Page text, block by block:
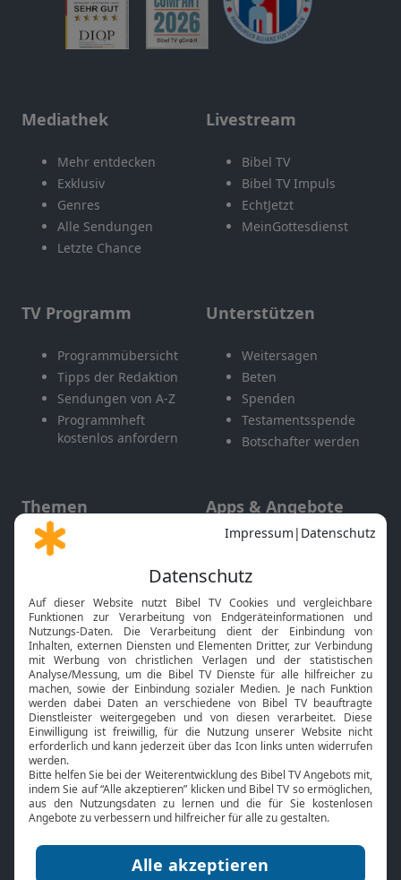
Mediathek
Mehr entdecken
Exklusiv
Genres
Alle Sendungen
Letzte Chance
Livestream
Bibel TV
Bibel TV Impuls
EchtJetzt
MeinGottesdienst
TV Programm
Programmübersicht
Tipps der Redaktion
Sendungen von A-Z
Programmheft
kostenlos anfordern
Unterstützen
Weitersagen
Beten
Spenden
Testamentsspende
Botschafter werden
Themen
Gott und Bibel erklärt
Neuigkeiten
Apps & Angebote
Mobile App
Smart TV
HbbTV
Bibelthek Online-Bibel
Nächster Gottesdienst
Bibel TV
Über uns
Jobs
Mediadaten
Service
Kontakt
TV-Empfang